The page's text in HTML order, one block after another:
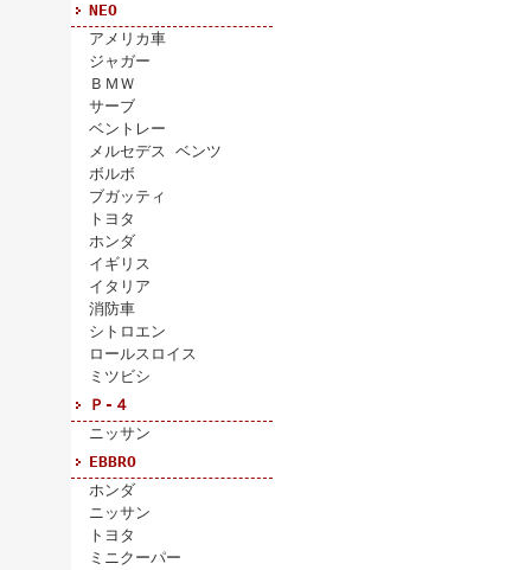
NEO
アメリカ車
ジャガー
ＢＭＷ
サーブ
ベントレー
メルセデス ベンツ
ボルボ
ブガッティ
トヨタ
ホンダ
イギリス
イタリア
消防車
シトロエン
ロールスロイス
ミツビシ
Ｐ-４
ニッサン
EBBRO
ホンダ
ニッサン
トヨタ
ミニクーパー